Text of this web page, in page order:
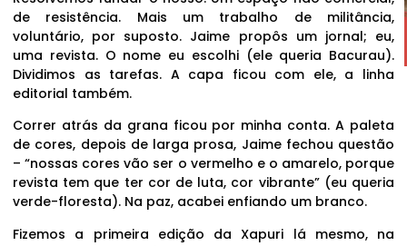
de resistência. Mais um trabalho de militância,
voluntário, por suposto. Jaime propôs um jornal; eu,
uma revista. O nome eu escolhi (ele queria Bacurau).
Dividimos as tarefas. A capa ficou com ele, a linha
editorial também.
Correr atrás da grana ficou por minha conta. A paleta
de cores, depois de larga prosa, Jaime fechou questão
– “nossas cores vão ser o vermelho e o amarelo, porque
revista tem que ter cor de luta, cor vibrante” (eu queria
verde-floresta). Na paz, acabei enfiando um branco.
Fizemos a primeira edição da Xapuri lá mesmo, na